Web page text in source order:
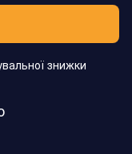
знижки